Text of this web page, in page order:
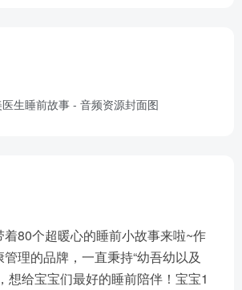
着80个超暖心的睡前小故事来啦~作
理的品牌，一直秉持“幼吾幼以及
想给宝宝们最好的睡前陪伴！宝宝1